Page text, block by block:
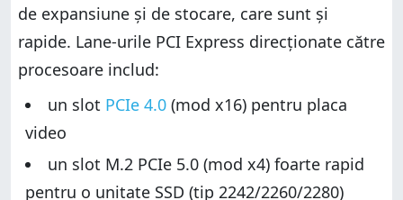
de expansiune și de stocare, care sunt și
rapide. Lane-urile PCI Express direcționate către
procesoare includ:
un slot PCIe 4.0 (mod x16) pentru placa
video
un slot M.2 PCIe 5.0 (mod x4) foarte rapid
pentru o unitate SSD (tip 2242/2260/2280)